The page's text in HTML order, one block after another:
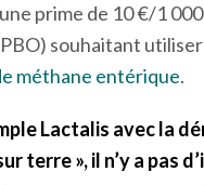
prime de 10 €/1
souhaitant
méthane entérique.
Lactalis avec la
terre », il n’y a pas